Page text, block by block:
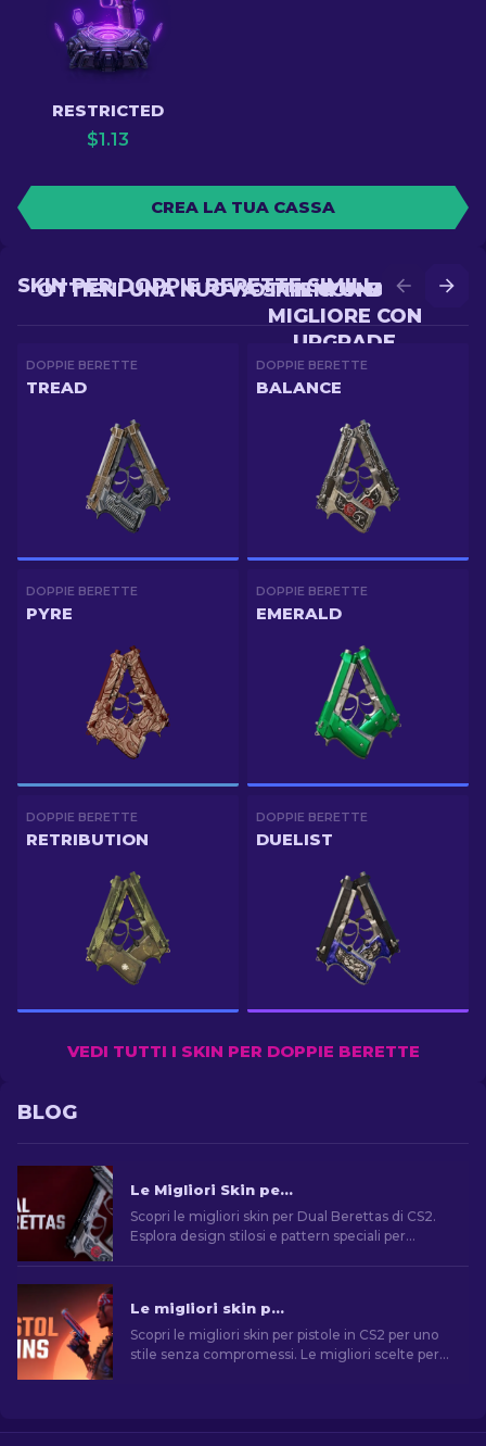
RESTRICTED
$1.13
CREA LA TUA CASSA
OTTIENI UNA SKIN
MIGLIORE CON
UPGRADE
OTTIENI UNA NUOVA SKIN CON BATTLE
SKIN PER DOPPIE BERETTE SIMILI
DOPPIE BERETTE
TREAD
DOPPIE BERETTE
BALANCE
DOPPIE BERETTE
PYRE
DOPPIE BERETTE
EMERALD
DOPPIE BERETTE
RETRIBUTION
DOPPIE BERETTE
DUELIST
VEDI TUTTI I SKIN PER DOPPIE BERETTE
BLOG
Le Migliori Skin per Dual Berettas di CS2
Scopri le migliori skin per Dual Berettas di CS2.
Esplora design stilosi e pattern speciali per
Le migliori skin per pistola in CS2 [2026]
Scopri le migliori skin per pistole in CS2 per uno
stile senza compromessi. Le migliori scelte per